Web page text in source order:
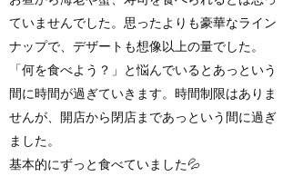
ていませんでした。思ったよりも豪華なライン
ナップで、デザートも想像以上の量でした。
「何を食べよう？」と悩んでいるとあっという
間に時間が過ぎていきます。時間制限はありま
せんが、開店から閉店まであっという間に過ぎ
ました。
基本的にずっと食べていました💦